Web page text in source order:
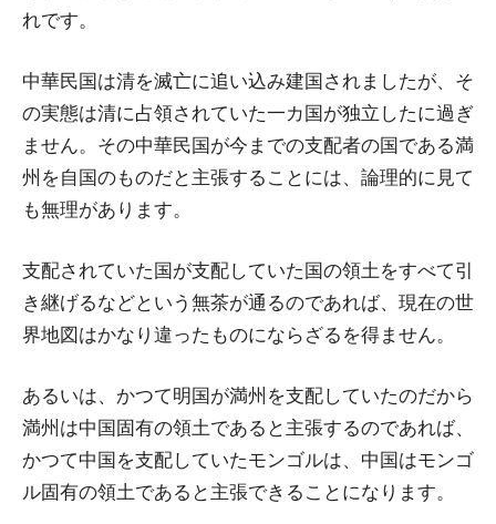
れです。
中華民国は清を滅亡に追い込み建国されましたが、そ
の実態は清に占領されていた一カ国が独立したに過ぎ
ません。その中華民国が今までの支配者の国である満
州を自国のものだと主張することには、論理的に見て
も無理があります。
支配されていた国が支配していた国の領土をすべて引
き継げるなどという無茶が通るのであれば、現在の世
界地図はかなり違ったものにならざるを得ません。
あるいは、かつて明国が満州を支配していたのだから
満州は中国固有の領土であると主張するのであれば、
かつて中国を支配していたモンゴルは、中国はモンゴ
ル固有の領土であると主張できることになります。